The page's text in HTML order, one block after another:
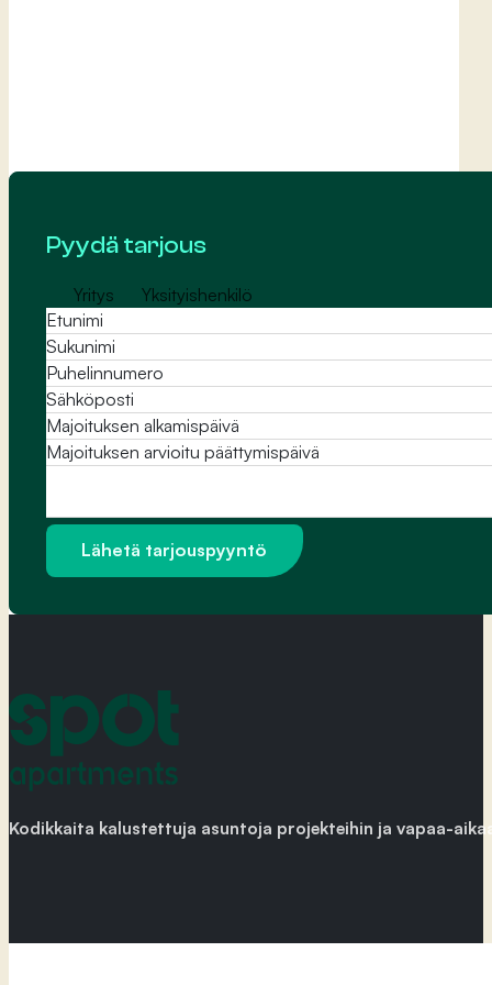
Pyydä tarjous
Yritys Yksityishenkilö
Viesti
Lähetä tarjouspyyntö
Kodikkaita kalustettuja asuntoja projekteihin ja vapaa-